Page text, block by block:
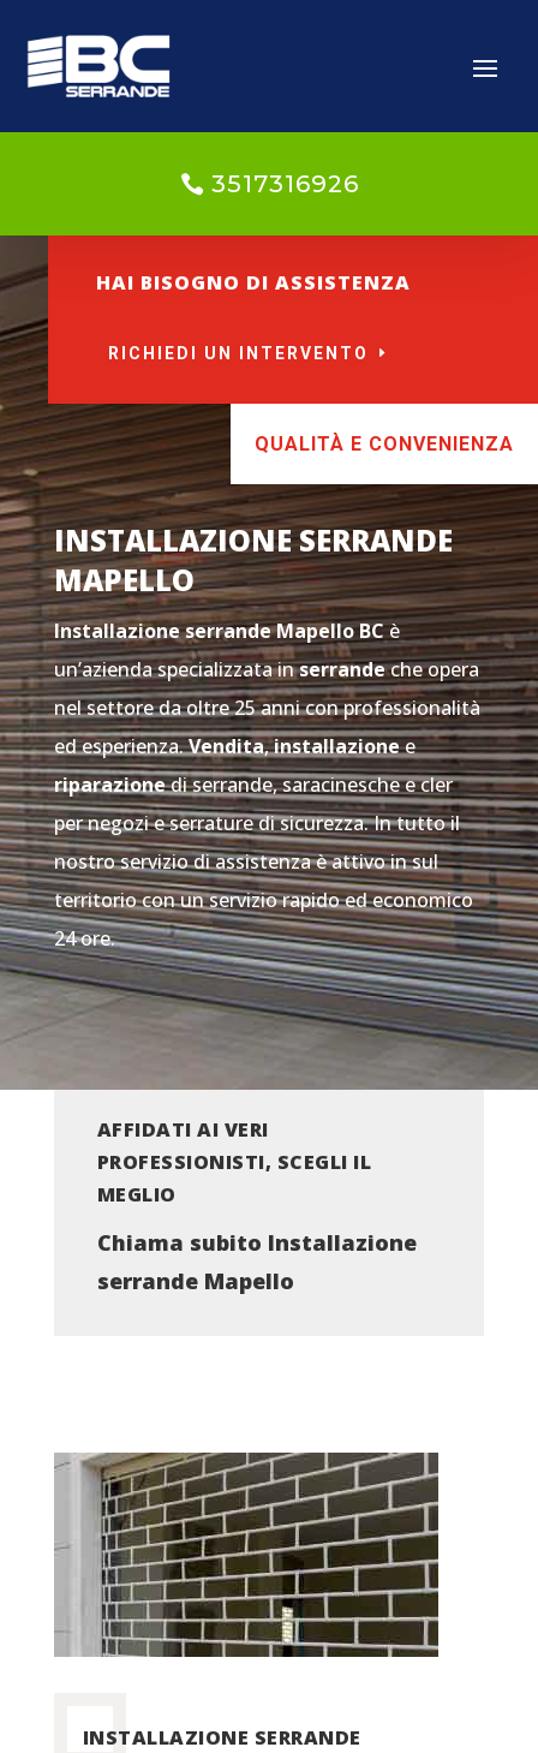
3517316926
HAI BISOGNO DI ASSISTENZA
RICHIEDI UN INTERVENTO
QUALITÀ E CONVENIENZA
INSTALLAZIONE SERRANDE
MAPELLO
Installazione serrande MapelloBCè
un’azienda specializzata inserrandeche opera
nel settore da oltre 25 anni con professionalità
ed esperienza.Vendita,installazionee
riparazionedi serrande, saracinesche e cler
per negozi e serrature di sicurezza. In tutto il
nostro servizio di assistenza è attivo in sul
territorio con un servizio rapido ed economico
24 ore.
AFFIDATI AI VERI
PROFESSIONISTI, SCEGLI IL
MEGLIO
Chiama subito Installazione
serrande Mapello
INSTALLAZIONE SERRANDE